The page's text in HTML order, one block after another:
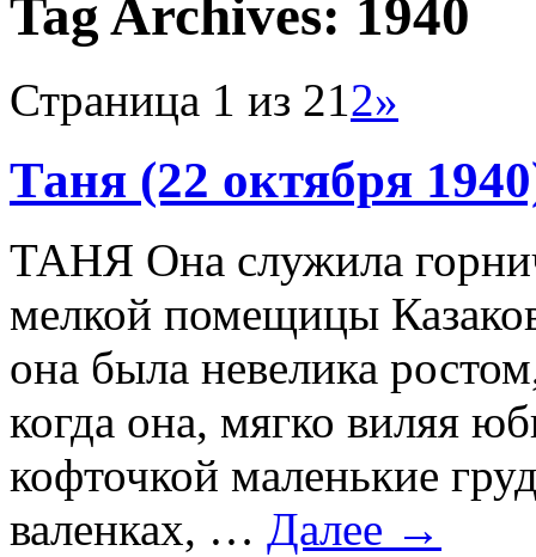
Tag Archives: 1940
Страница 1 из 212»
Таня (22 октября
ТАНЯ Она служила
мелкой помещицы
она была невелика
когда она, мягко виляя
кофточкой маленькие
валенках, … Далее →